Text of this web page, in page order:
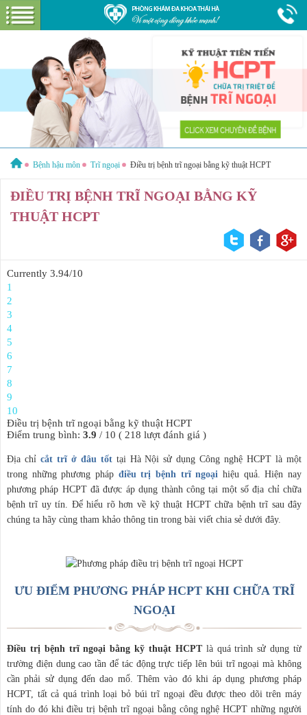
1800 6621Miễn phí tư vấn & cước gọi
GIỚI THIỆU
GIỚI THIỆU VỀ PHÒNG KHÁM
CƠ SỞ VẬT CHẤT
GÓI DỊCH VỤ
HƯỚNG DẪN VÀ CHI PHÍ
BỆNH HẬU MÔN
Bệnh hậu môn Trĩ ngoại Điều trị bệnh trĩ ngoại bằng kỹ thuật HCPT
ĐIỀU TRỊ BỆNH TRĨ NGOẠI BẰNG KỸ
THUẬT HCPT
Currently 3.94/10
1
2
3
4
5
6
7
8
9
10
Điều trị bệnh trĩ ngoại bằng kỹ thuật HCPT
Điểm trung bình: 3.9 / 10 ( 218 lượt đánh giá )
Địa chỉ cắt trĩ ở đâu tốttại Hà Nội sử dụng Công nghệ HCPT là một
trong những phương pháp điều trị bệnh trĩ ngoại hiệu quả. Hiện nay
phương pháp HCPT đã được áp dụng thành công tại một số địa chỉ chữa
bệnh trĩ uy tín. Để hiểu rõ hơn về kỹ thuật HCPT chữa bệnh trĩ sau đây
chúng ta hãy cùng tham khảo thông tin trong bài viết chia sẻ dưới đây.
ƯU ĐIỂM PHƯƠNG PHÁP HCPT KHI CHỮA TRĨ
NGOẠI
Điều trị bệnh trĩ ngoại bằng kỹ thuật HCPTlà quá trình sử dụng từ
trường điện dung cao tần để tác động trực tiếp lên búi trĩ ngoại mà không
cần phải sử dụng đến dao mổ. Thêm vào đó khi áp dụng phương pháp
HCPT, tất cả quá trình loại bỏ búi trĩ ngoại đều được theo dõi trên máy
tính do đó khi điều trị bệnh trĩ ngoại bằng công nghệ HCPT những người